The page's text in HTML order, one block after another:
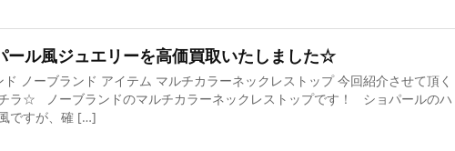
ール風ジュエリーを高価買取いたしました☆
ド ノーブランド アイテム マルチカラーネックレストップ 今回紹介させて頂く
ラ☆ ノーブランドのマルチカラーネックレストップです！ ショパールのハ
ですが、確 […]